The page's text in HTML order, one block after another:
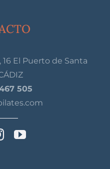
El Puerto de Santa
505